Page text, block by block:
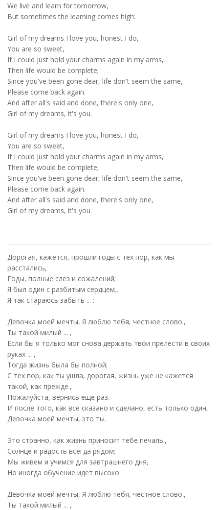
We live and learn for tomorrow,
But sometimes the learning comes high:
Girl of my dreams I love you, honest I do,
You are so sweet,
If I could just hold your charms again in my arms,
Then life would be complete;
Since you've been gone dear, life don't seem the same,
Please come back again.
And after all's said and done, there's only one,
Girl of my dreams, it's you.
Girl of my dreams I love you, honest I do,
You are so sweet,
If I could just hold your charms again in my arms,
Then life would be complete;
Since you've been gone dear, life don't seem the same,
Please come back again.
And after all's said and done, there's only one,
Girl of my dreams, it's you.
Дорогая, кажется, прошли годы с тех пор, как мы
расстались,
Годы, полные слез и сожалений;
Я был один с разбитым сердцем.,
Я так стараюсь забыть ... :
Девочка моей мечты, Я люблю тебя, честное слово.,
Ты такой милый ... ,
Если бы я только мог снова держать твои прелести в своих
руках ... ,
Тогда жизнь была бы полной;
С тех пор, как ты ушла, дорогая, жизнь уже не кажется
такой, как прежде.,
Пожалуйста, вернись еще раз.
И после того, как все сказано и сделано, есть только один,
Девочка моей мечты, это ты.
Это странно, как жизнь приносит тебе печаль.,
Солнце и радость всегда рядом;
Мы живем и учимся для завтрашнего дня,
Но иногда обучение идет высоко:
Девочка моей мечты, Я люблю тебя, честное слово.,
Ты такой милый ... ,